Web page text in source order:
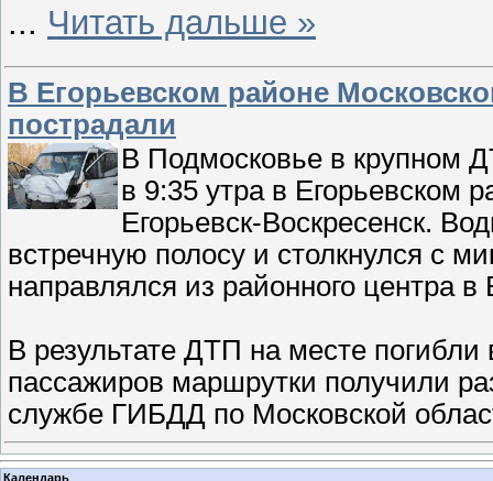
... Читать дальше »
В Егорьевском районе
пострадали
В Подмосковье в крупном
в 9:35 утра в Егорьевском
Егорьевск-Воскресенск.
встречную полосу и столкнулся с
направлялся из районного центра в
В результате ДТП на месте
пассажиров маршрутки получили
службе ГИБДД по Московской
Календарь